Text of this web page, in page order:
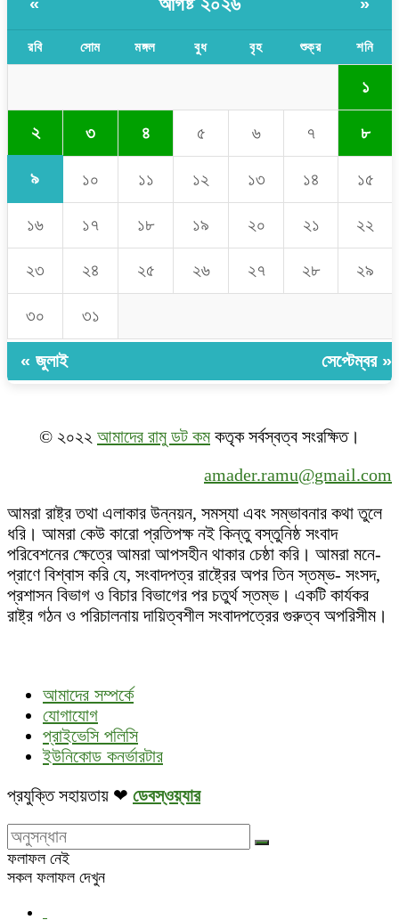
রবি সোম মঙ্গল বুধ বৃহ শুক্র শনি
১
২ ৩ ৪ ৫ ৬ ৭ ৮
৯ ১০ ১১ ১২ ১৩ ১৪ ১৫
১৬ ১৭ ১৮ ১৯ ২০ ২১ ২২
২৩ ২৪ ২৫ ২৬ ২৭ ২৮ ২৯
৩০ ৩১
« জুলাই সেপ্টেম্বর »
© ২০২২ আমাদের রামু ডট কমকতৃক সর্বস্বত্ব সংরক্ষিত।
amader.ramu@gmail.com
আমরা রাষ্ট্র তথা এলাকার উন্নয়ন, সমস্যা এবং সম্ভাবনার কথা তুলে
ধরি। আমরা কেউ কারো প্রতিপক্ষ নই কিন্তু বস্তুনিষ্ঠ সংবাদ
পরিবেশনের ক্ষেত্রে আমরা আপসহীন থাকার চেষ্ঠা করি। আমরা মনে-
প্রাণে বিশ্বাস করি যে, সংবাদপত্র রাষ্ট্রের অপর তিন স্তম্ভ- সংসদ,
প্রশাসন বিভাগ ও বিচার বিভাগের পর চতুর্থ স্তম্ভ। একটি কার্যকর
রাষ্ট্র গঠন ও পরিচালনায় দায়িত্বশীল সংবাদপত্রের গুরুত্ব অপরিসীম।
আমাদের সম্পর্কে
যোগাযোগ
প্রাইভেসি পলিসি
ইউনিকোড কনর্ভারটার
প্রযুক্তি সহায়তায় ❤ ডেবস্ওয়্যার
ফলাফল নেই
সকল ফলাফল দেখুন